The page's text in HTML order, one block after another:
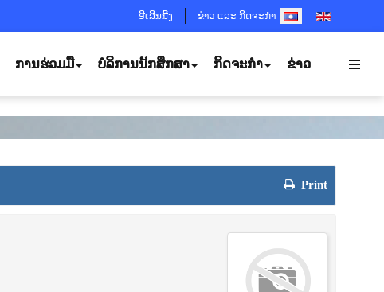
ອີເລີນນີ້ງ ຂ່າວ ແລະ ກິດຈະກຳSELECT YOUR
ການຮ່ວມມື ບໍລິການນັກສຶກສາ ກິດຈະກຳ ຂ່າວ
Print